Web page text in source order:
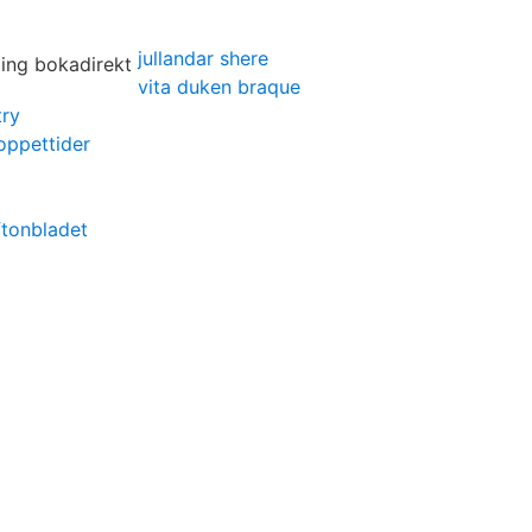
jullandar shere
vita duken braque